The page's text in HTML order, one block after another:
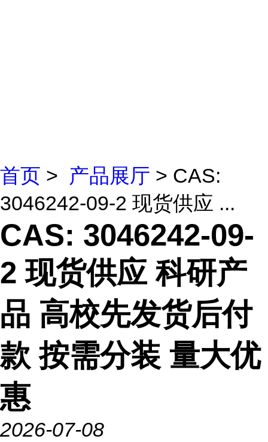
首页 > 产品展厅 > CAS:
3046242-09-2 现货供应 ...
CAS: 3046242-09-
2 现货供应 科研产
品 高校先发货后付
款 按需分装 量大优
惠
2026-07-08